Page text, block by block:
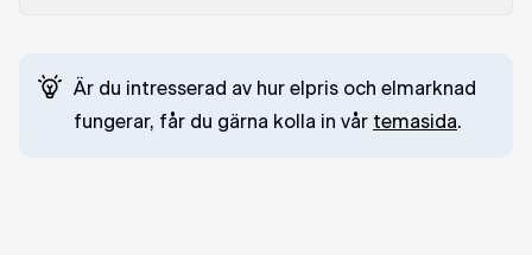
Är du intresserad av hur elpris och elmarknad
fungerar, får du gärna kolla in vår temasida.